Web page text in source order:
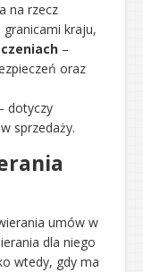
na rzecz
kraju,
–
oraz
dotyczy
sprzedaży.
umów w
dla niego
wtedy, gdy ma